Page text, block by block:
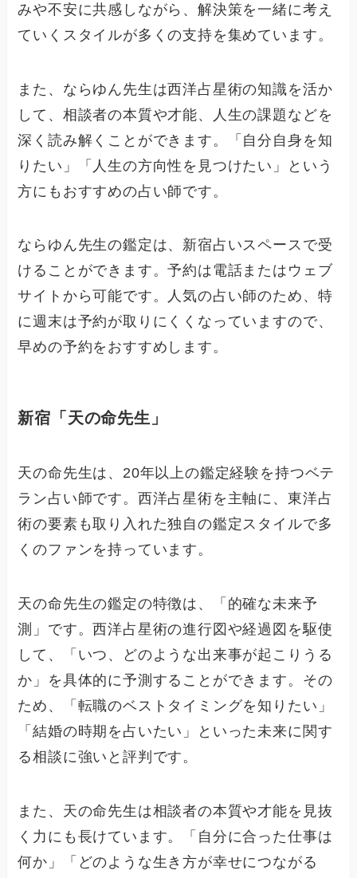
みや不安に共感しながら、解決策を一緒に考え
ていくスタイルが多くの支持を集めています。
また、ならゆん先生は西洋占星術の知識を活か
して、相談者の本質や才能、人生の課題などを
深く読み解くことができます。「自分自身を知
りたい」「人生の方向性を見つけたい」という
方にもおすすめの占い師です。
ならゆん先生の鑑定は、新宿占いスペースで受
けることができます。予約は電話またはウェブ
サイトから可能です。人気の占い師のため、特
に週末は予約が取りにくくなっていますので、
早めの予約をおすすめします。
新宿「天の命先生」
天の命先生は、20年以上の鑑定経験を持つベテ
ラン占い師です。西洋占星術を主軸に、東洋占
術の要素も取り入れた独自の鑑定スタイルで多
くのファンを持っています。
天の命先生の鑑定の特徴は、「的確な未来予
測」です。西洋占星術の進行図や経過図を駆使
して、「いつ、どのような出来事が起こりうる
か」を具体的に予測することができます。その
ため、「転職のベストタイミングを知りたい」
「結婚の時期を占いたい」といった未来に関す
る相談に強いと評判です。
また、天の命先生は相談者の本質や才能を見抜
く力にも長けています。「自分に合った仕事は
何か」「どのような生き方が幸せにつながる